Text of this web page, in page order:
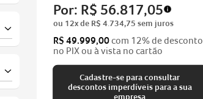
Por: R$ 56.817,05
ou 12x de R$ 4734,75 sem juros
R$ 49.999,00com 12% de desconto
no PIX ou à vista no cartão
Cadastre-se para consultar
descontos imperdíveis para a sua
empresa